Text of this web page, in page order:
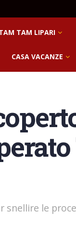
TAM LIPARI
CASA VACANZE
snellire le